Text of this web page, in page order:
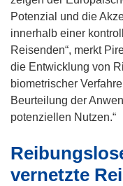
Potenzial und die
innerhalb einer
Reisenden“, merkt
die Entwicklung von
biometrischer
Beurteilung der
potenziellen Nutzen.“
vernetzte